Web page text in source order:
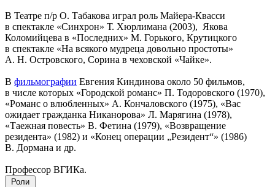
В Театре п/р О. Табакова играл роль Майера-Квасси
в спектакле «Синхрон» Т. Хюрлимана (2003), Якова
Коломийцева в «Последних» М. Горького, Крутицкого
в спектакле «На всякого мудреца довольно простоты»
А. Н. Островского, Сорина в чеховской «Чайке».
В фильмографии Евгения Киндинова около 50 фильмов,
в числе которых «Городской романс» П. Тодоровского (1970),
«Романс о влюбленных» А. Кончаловского (1975), «Вас
ожидает гражданка Никанорова» Л. Марягина (1978),
«Таежная повесть» В. Фетина (1979), «Возвращение
резидента» (1982) и «Конец операции „Резидент“» (1986)
В. Дормана и др.
Профессор ВГИКа.
Роли